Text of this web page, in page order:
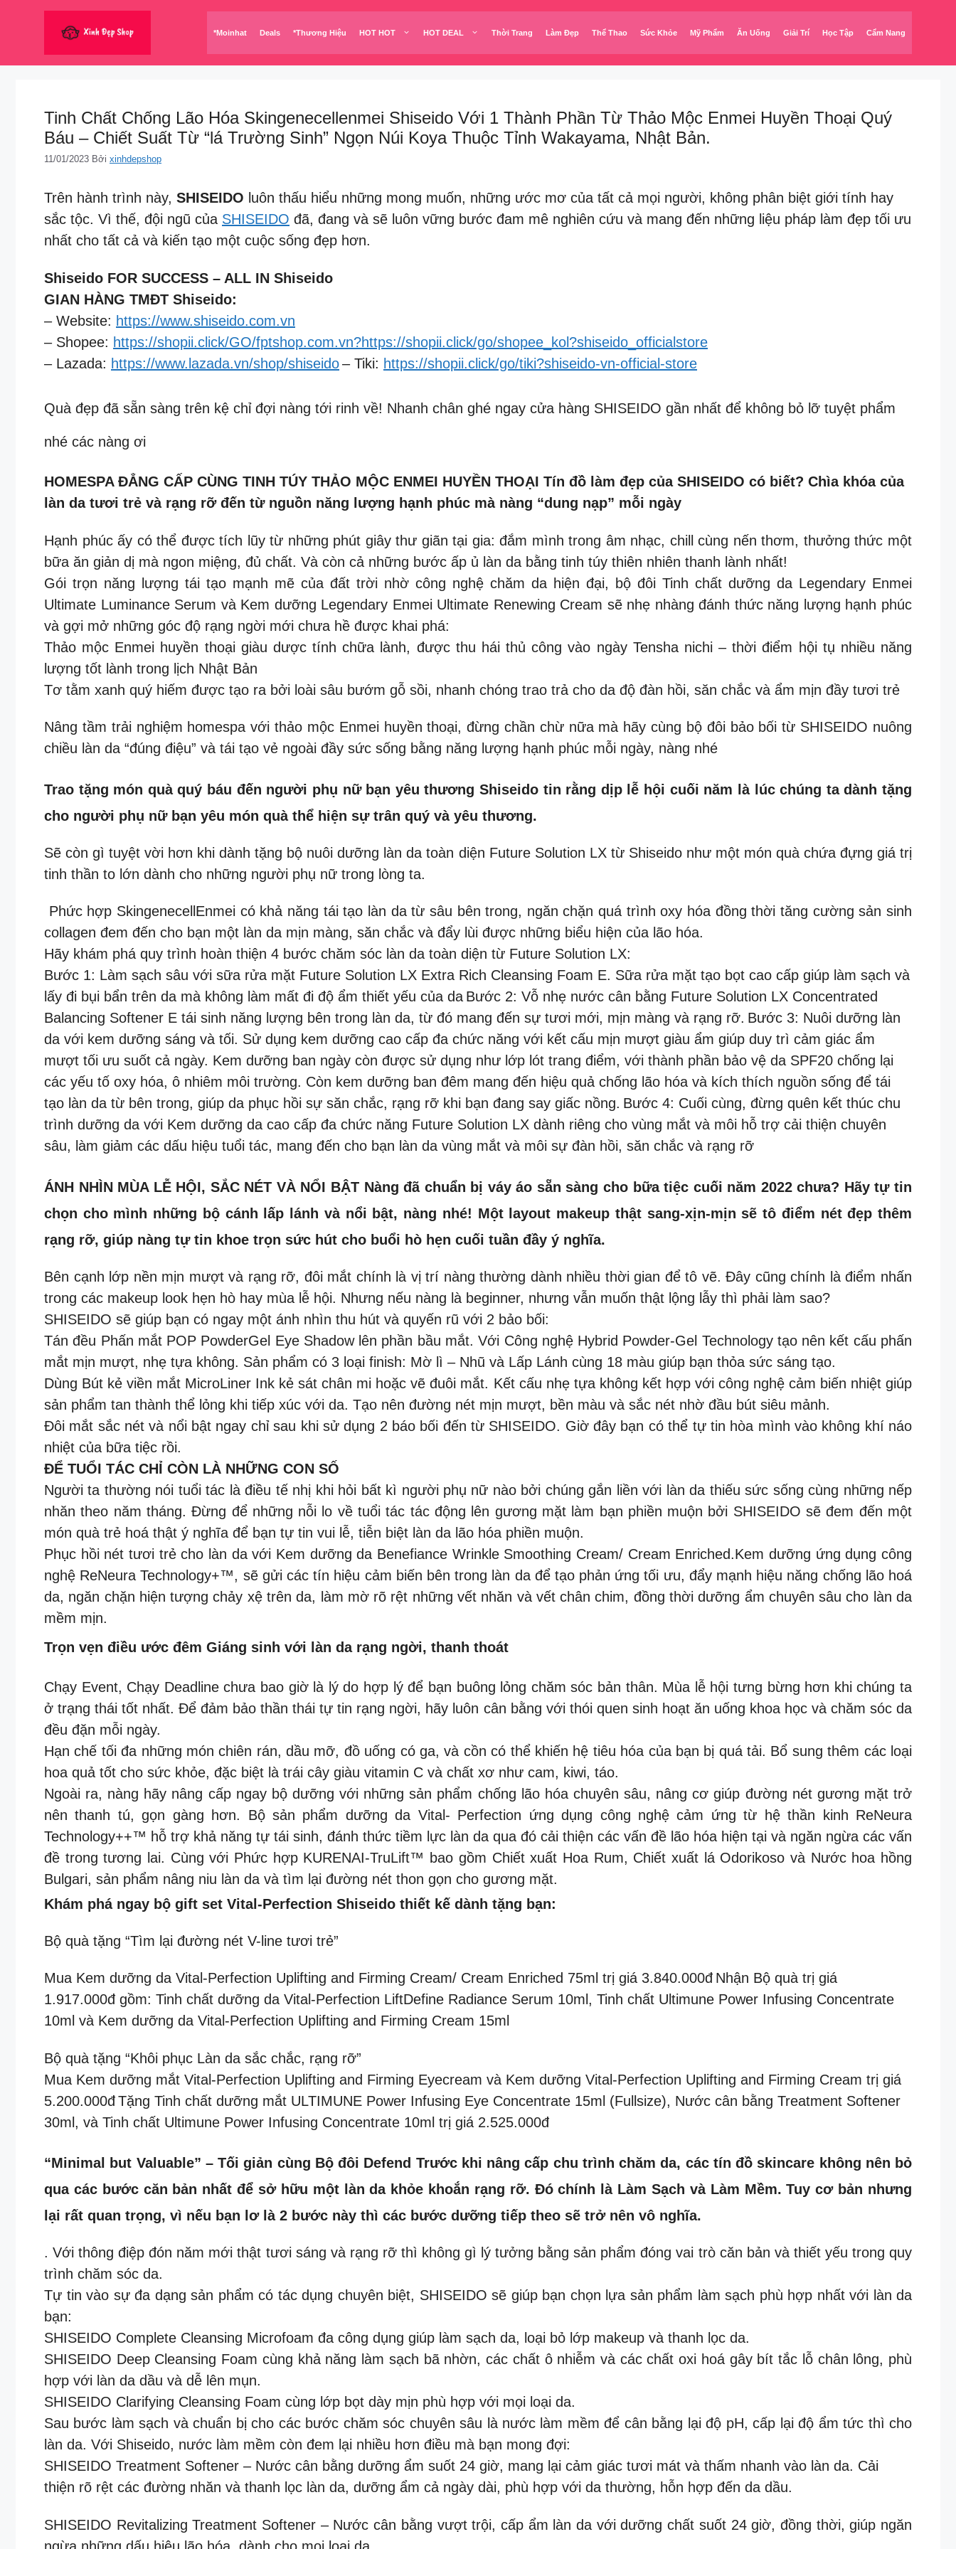
*Moinhat Deals *Thương Hiệu HOT HOT HOT DEAL Thời Trang Làm Đẹp Thể Thao Sức Khỏe Mỹ Phẩm Ăn Uống Giải Trí Học Tập Cẩm Nang
Tinh Chất Chống Lão Hóa Skingenecellenmei Shiseido Với 1 Thành Phần Từ Thảo Mộc Enmei Huyền Thoại Quý
Báu – Chiết Suất Từ “lá Trường Sinh” Ngọn Núi Koya Thuộc Tỉnh Wakayama, Nhật Bản.
11/01/2023 Bởi xinhdepshop
Trên hành trình này, SHISEIDO luôn thấu hiểu những mong muốn, những ước mơ của tất cả mọi người, không phân biệt giới tính hay
sắc tộc. Vì thế, đội ngũ của SHISEIDO đã, đang và sẽ luôn vững bước đam mê nghiên cứu và mang đến những liệu pháp làm đẹp tối ưu
nhất cho tất cả và kiến tạo một cuộc sống đẹp hơn.
Shiseido FOR SUCCESS – ALL IN Shiseido
GIAN HÀNG TMĐT Shiseido:
– Website: https://www.shiseido.com.vn
– Shopee: https://shopii.click/GO/fptshop.com.vn?https://shopii.click/go/shopee_kol?shiseido_officialstore
– Lazada: https://www.lazada.vn/shop/shiseido– Tiki: https://shopii.click/go/tiki?shiseido-vn-official-store
Quà đẹp đã sẵn sàng trên kệ chỉ đợi nàng tới rinh về! Nhanh chân ghé ngay cửa hàng SHISEIDO gần nhất để không bỏ lỡ tuyệt phẩm
nhé các nàng ơi
HOMESPA ĐẲNG CẤP CÙNG TINH TÚY THẢO MỘC ENMEI HUYỀN THOẠI Tín đồ làm đẹp của SHISEIDO có biết? Chìa khóa của
làn da tươi trẻ và rạng rỡ đến từ nguồn năng lượng hạnh phúc mà nàng “dung nạp” mỗi ngày
Hạnh phúc ấy có thể được tích lũy từ những phút giây thư giãn tại gia: đắm mình trong âm nhạc, chill cùng nến thơm, thưởng thức một
bữa ăn giản dị mà ngon miệng, đủ chất. Và còn cả những bước ấp ủ làn da bằng tinh túy thiên nhiên thanh lành nhất!
Gói trọn năng lượng tái tạo mạnh mẽ của đất trời nhờ công nghệ chăm da hiện đại, bộ đôi Tinh chất dưỡng da Legendary Enmei
Ultimate Luminance Serum và Kem dưỡng Legendary Enmei Ultimate Renewing Cream sẽ nhẹ nhàng đánh thức năng lượng hạnh phúc
và gợi mở những góc độ rạng ngời mới chưa hề được khai phá:
Thảo mộc Enmei huyền thoại giàu dược tính chữa lành, được thu hái thủ công vào ngày Tensha nichi – thời điểm hội tụ nhiều năng
lượng tốt lành trong lịch Nhật Bản
Tơ tằm xanh quý hiếm được tạo ra bởi loài sâu bướm gỗ sồi, nhanh chóng trao trả cho da độ đàn hồi, săn chắc và ẩm mịn đầy tươi trẻ
Nâng tầm trải nghiệm homespa với thảo mộc Enmei huyền thoại, đừng chần chừ nữa mà hãy cùng bộ đôi bảo bối từ SHISEIDO nuông
chiều làn da “đúng điệu” và tái tạo vẻ ngoài đầy sức sống bằng năng lượng hạnh phúc mỗi ngày, nàng nhé
Trao tặng món quà quý báu đến người phụ nữ bạn yêu thương Shiseido tin rằng dịp lễ hội cuối năm là lúc chúng ta dành tặng
cho người phụ nữ bạn yêu món quà thể hiện sự trân quý và yêu thương.
Sẽ còn gì tuyệt vời hơn khi dành tặng bộ nuôi dưỡng làn da toàn diện Future Solution LX từ Shiseido như một món quà chứa đựng giá trị
tinh thần to lớn dành cho những người phụ nữ trong lòng ta.
Phức hợp SkingenecellEnmei có khả năng tái tạo làn da từ sâu bên trong, ngăn chặn quá trình oxy hóa đồng thời tăng cường sản sinh
collagen đem đến cho bạn một làn da mịn màng, săn chắc và đẩy lùi được những biểu hiện của lão hóa.
Hãy khám phá quy trình hoàn thiện 4 bước chăm sóc làn da toàn diện từ Future Solution LX:
Bước 1: Làm sạch sâu với sữa rửa mặt Future Solution LX Extra Rich Cleansing Foam E. Sữa rửa mặt tạo bọt cao cấp giúp làm sạch và
lấy đi bụi bẩn trên da mà không làm mất đi độ ẩm thiết yếu của da Bước 2: Vỗ nhẹ nước cân bằng Future Solution LX Concentrated
Balancing Softener E tái sinh năng lượng bên trong làn da, từ đó mang đến sự tươi mới, mịn màng và rạng rỡ. Bước 3: Nuôi dưỡng làn
da với kem dưỡng sáng và tối. Sử dụng kem dưỡng cao cấp đa chức năng với kết cấu mịn mượt giàu ẩm giúp duy trì cảm giác ẩm
mượt tối ưu suốt cả ngày. Kem dưỡng ban ngày còn được sử dụng như lớp lót trang điểm, với thành phần bảo vệ da SPF20 chống lại
các yếu tố oxy hóa, ô nhiêm môi trường. Còn kem dưỡng ban đêm mang đến hiệu quả chống lão hóa và kích thích nguồn sống để tái
tạo làn da từ bên trong, giúp da phục hồi sự săn chắc, rạng rỡ khi bạn đang say giấc nồng. Bước 4: Cuối cùng, đừng quên kết thúc chu
trình dưỡng da với Kem dưỡng da cao cấp đa chức năng Future Solution LX dành riêng cho vùng mắt và môi hỗ trợ cải thiện chuyên
sâu, làm giảm các dấu hiệu tuổi tác, mang đến cho bạn làn da vùng mắt và môi sự đàn hồi, săn chắc và rạng rỡ
ÁNH NHÌN MÙA LỄ HỘI, SẮC NÉT VÀ NỔI BẬT Nàng đã chuẩn bị váy áo sẵn sàng cho bữa tiệc cuối năm 2022 chưa? Hãy tự tin
chọn cho mình những bộ cánh lấp lánh và nổi bật, nàng nhé! Một layout makeup thật sang-xịn-mịn sẽ tô điểm nét đẹp thêm
rạng rỡ, giúp nàng tự tin khoe trọn sức hút cho buổi hò hẹn cuối tuần đầy ý nghĩa.
Bên cạnh lớp nền mịn mượt và rạng rỡ, đôi mắt chính là vị trí nàng thường dành nhiều thời gian để tô vẽ. Đây cũng chính là điểm nhấn
trong các makeup look hẹn hò hay mùa lễ hội. Nhưng nếu nàng là beginner, nhưng vẫn muốn thật lộng lẫy thì phải làm sao?
SHISEIDO sẽ giúp bạn có ngay một ánh nhìn thu hút và quyến rũ với 2 bảo bối:
Tán đều Phấn mắt POP PowderGel Eye Shadow lên phần bầu mắt. Với Công nghệ Hybrid Powder-Gel Technology tạo nên kết cấu phấn
mắt mịn mượt, nhẹ tựa không. Sản phẩm có 3 loại finish: Mờ lì – Nhũ và Lấp Lánh cùng 18 màu giúp bạn thỏa sức sáng tạo.
Dùng Bút kẻ viền mắt MicroLiner Ink kẻ sát chân mi hoặc vẽ đuôi mắt. Kết cấu nhẹ tựa không kết hợp với công nghệ cảm biến nhiệt giúp
sản phẩm tan thành thể lỏng khi tiếp xúc với da. Tạo nên đường nét mịn mượt, bền màu và sắc nét nhờ đầu bút siêu mảnh.
Đôi mắt sắc nét và nổi bật ngay chỉ sau khi sử dụng 2 báo bối đến từ SHISEIDO. Giờ đây bạn có thể tự tin hòa mình vào không khí náo
nhiệt của bữa tiệc rồi.
ĐỂ TUỔI TÁC CHỈ CÒN LÀ NHỮNG CON SỐ
Người ta thường nói tuổi tác là điều tế nhị khi hỏi bất kì người phụ nữ nào bởi chúng gắn liền với làn da thiếu sức sống cùng những nếp
nhăn theo năm tháng. Đừng để những nỗi lo về tuổi tác tác động lên gương mặt làm bạn phiền muộn bởi SHISEIDO sẽ đem đến một
món quà trẻ hoá thật ý nghĩa để bạn tự tin vui lễ, tiễn biệt làn da lão hóa phiền muộn.
Phục hồi nét tươi trẻ cho làn da với Kem dưỡng da Benefiance Wrinkle Smoothing Cream/ Cream Enriched.Kem dưỡng ứng dụng công
nghệ ReNeura Technology+™, sẽ gửi các tín hiệu cảm biến bên trong làn da để tạo phản ứng tối ưu, đẩy mạnh hiệu năng chống lão hoá
da, ngăn chặn hiện tượng chảy xệ trên da, làm mờ rõ rệt những vết nhăn và vết chân chim, đồng thời dưỡng ẩm chuyên sâu cho làn da
mềm mịn.
Trọn vẹn điều ước đêm Giáng sinh với làn da rạng ngời, thanh thoát
Chạy Event, Chạy Deadline chưa bao giờ là lý do hợp lý để bạn buông lỏng chăm sóc bản thân. Mùa lễ hội tưng bừng hơn khi chúng ta
ở trạng thái tốt nhất. Để đảm bảo thần thái tự tin rạng ngời, hãy luôn cân bằng với thói quen sinh hoạt ăn uống khoa học và chăm sóc da
đều đặn mỗi ngày.
Hạn chế tối đa những món chiên rán, dầu mỡ, đồ uống có ga, và cồn có thể khiến hệ tiêu hóa của bạn bị quá tải. Bổ sung thêm các loại
hoa quả tốt cho sức khỏe, đặc biệt là trái cây giàu vitamin C và chất xơ như cam, kiwi, táo.
Ngoài ra, nàng hãy nâng cấp ngay bộ dưỡng với những sản phẩm chống lão hóa chuyên sâu, nâng cơ giúp đường nét gương mặt trở
nên thanh tú, gọn gàng hơn. Bộ sản phẩm dưỡng da Vital- Perfection ứng dụng công nghệ cảm ứng từ hệ thần kinh ReNeura
Technology++™ hỗ trợ khả năng tự tái sinh, đánh thức tiềm lực làn da qua đó cải thiện các vấn đề lão hóa hiện tại và ngăn ngừa các vấn
đề trong tương lai. Cùng với Phức hợp KURENAI-TruLift™ bao gồm Chiết xuất Hoa Rum, Chiết xuất lá Odorikoso và Nước hoa hồng
Bulgari, sản phẩm nâng niu làn da và tìm lại đường nét thon gọn cho gương mặt.
Khám phá ngay bộ gift set Vital-Perfection Shiseido thiết kế dành tặng bạn:
Bộ quà tặng “Tìm lại đường nét V-line tươi trẻ”
Mua Kem dưỡng da Vital-Perfection Uplifting and Firming Cream/ Cream Enriched 75ml trị giá 3.840.000đ Nhận Bộ quà trị giá
1.917.000đ gồm: Tinh chất dưỡng da Vital-Perfection LiftDefine Radiance Serum 10ml, Tinh chất Ultimune Power Infusing Concentrate
10ml và Kem dưỡng da Vital-Perfection Uplifting and Firming Cream 15ml
Bộ quà tặng “Khôi phục Làn da sắc chắc, rạng rỡ”
Mua Kem dưỡng mắt Vital-Perfection Uplifting and Firming Eyecream và Kem dưỡng Vital-Perfection Uplifting and Firming Cream trị giá
5.200.000đTặng Tinh chất dưỡng mắt ULTIMUNE Power Infusing Eye Concentrate 15ml (Fullsize), Nước cân bằng Treatment Softener
30ml, và Tinh chất Ultimune Power Infusing Concentrate 10ml trị giá 2.525.000đ
“Minimal but Valuable” – Tối giản cùng Bộ đôi Defend Trước khi nâng cấp chu trình chăm da, các tín đồ skincare không nên bỏ
qua các bước căn bản nhất để sở hữu một làn da khỏe khoắn rạng rỡ. Đó chính là Làm Sạch và Làm Mềm. Tuy cơ bản nhưng
lại rất quan trọng, vì nếu bạn lơ là 2 bước này thì các bước dưỡng tiếp theo sẽ trở nên vô nghĩa.
. Với thông điệp đón năm mới thật tươi sáng và rạng rỡ thì không gì lý tưởng bằng sản phẩm đóng vai trò căn bản và thiết yếu trong quy
trình chăm sóc da.
Tự tin vào sự đa dạng sản phẩm có tác dụng chuyên biệt, SHISEIDO sẽ giúp bạn chọn lựa sản phẩm làm sạch phù hợp nhất với làn da
bạn:
SHISEIDO Complete Cleansing Microfoam đa công dụng giúp làm sạch da, loại bỏ lớp makeup và thanh lọc da.
SHISEIDO Deep Cleansing Foam cùng khả năng làm sạch bã nhờn, các chất ô nhiễm và các chất oxi hoá gây bít tắc lỗ chân lông, phù
hợp với làn da dầu và dễ lên mụn.
SHISEIDO Clarifying Cleansing Foam cùng lớp bọt dày mịn phù hợp với mọi loại da.
Sau bước làm sạch và chuẩn bị cho các bước chăm sóc chuyên sâu là nước làm mềm để cân bằng lại độ pH, cấp lại độ ẩm tức thì cho
làn da. Với Shiseido, nước làm mềm còn đem lại nhiều hơn điều mà bạn mong đợi:
SHISEIDO Treatment Softener – Nước cân bằng dưỡng ẩm suốt 24 giờ, mang lại cảm giác tươi mát và thấm nhanh vào làn da. Cải
thiện rõ rệt các đường nhăn và thanh lọc làn da, dưỡng ẩm cả ngày dài, phù hợp với da thường, hỗn hợp đến da dầu.
SHISEIDO Revitalizing Treatment Softener – Nước cân bằng vượt trội, cấp ẩm làn da với dưỡng chất suốt 24 giờ, đồng thời, giúp ngăn
ngừa những dấu hiệu lão hóa, dành cho mọi loại da.